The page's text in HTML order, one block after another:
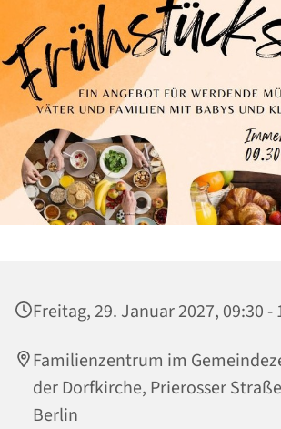
Freitag, 29. Januar 2027, 09:30 -
Familienzentrum im
der Dorfkirche, Prierosser
Berlin